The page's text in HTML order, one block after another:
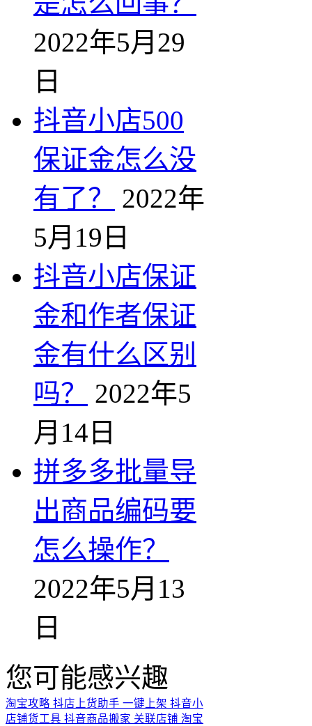
2022年5月29
日
抖音小店500
保证金怎么没
有了？
2022年
5月19日
抖音小店保证
金和作者保证
金有什么区别
吗？
2022年5
月14日
拼多多批量导
出商品编码要
怎么操作？
2022年5月13
日
您可能感兴趣
淘宝攻略 抖店上货助手 一键上架 抖音小
店铺货工具 抖音商品搬家 关联店铺 淘宝